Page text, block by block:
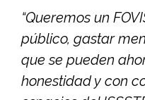
“Queremos un
público, gastar
que se pueden
honestidad y con